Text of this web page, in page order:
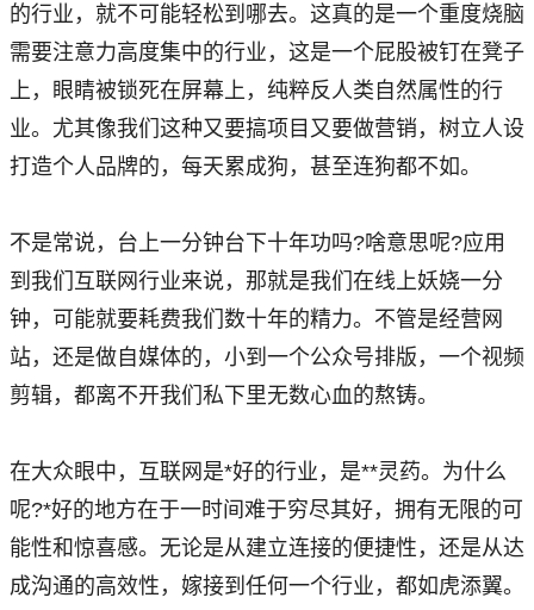
的行业，就不可能轻松到哪去。这真的是一个重度烧脑
需要注意力高度集中的行业，这是一个屁股被钉在凳子
上，眼睛被锁死在屏幕上，纯粹反人类自然属性的行
业。尤其像我们这种又要搞项目又要做营销，树立人设
打造个人品牌的，每天累成狗，甚至连狗都不如。
不是常说，台上一分钟台下十年功吗?啥意思呢?应用
到我们互联网行业来说，那就是我们在线上妖娆一分
钟，可能就要耗费我们数十年的精力。不管是经营网
站，还是做自媒体的，小到一个公众号排版，一个视频
剪辑，都离不开我们私下里无数心血的熬铸。
在大众眼中，互联网是*好的行业，是**灵药。为什么
呢?*好的地方在于一时间难于穷尽其好，拥有无限的可
能性和惊喜感。无论是从建立连接的便捷性，还是从达
成沟通的高效性，嫁接到任何一个行业，都如虎添翼。